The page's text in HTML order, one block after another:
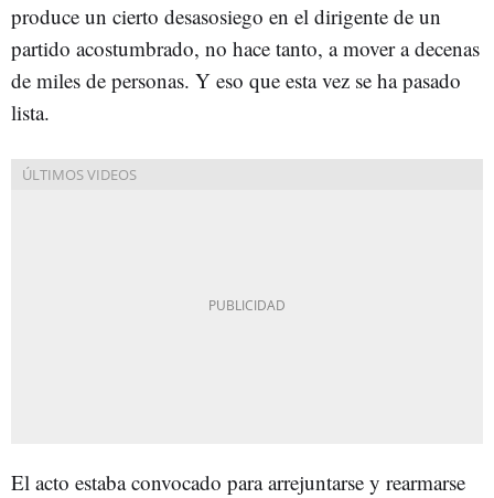
produce un cierto desasosiego en el dirigente de un
partido acostumbrado, no hace tanto, a mover a decenas
de miles de personas. Y eso que esta vez se ha pasado
lista.
El acto estaba convocado para arrejuntarse y rearmarse